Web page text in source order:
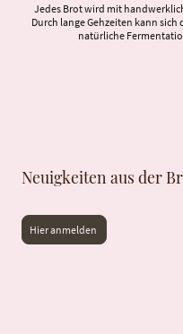
Jedes Brot wird mit
Durch lange Gehzeiten kann
natürliche
Neuigkeiten aus der
Hier anmelden